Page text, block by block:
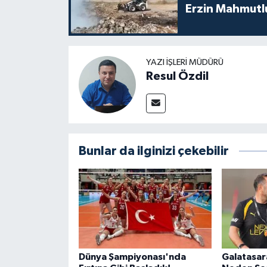
Erzin
YAZI İŞLERI MÜDÜRÜ
Resul Özdil
Bunlar da ilginizi çekebilir
Dünya Şampiyonası'nda